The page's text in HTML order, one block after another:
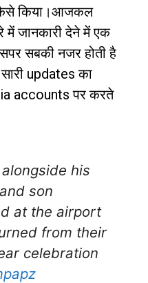
कैसे किया।आजकल
में जानकारी देने में एक
सबकी नजर होती है
updatesका
accountsपर करते
his
and son
at the airport
from their
celebration